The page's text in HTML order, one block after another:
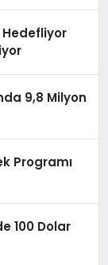
Hedefliyor
9,8 Milyon
Programı
100 Dolar